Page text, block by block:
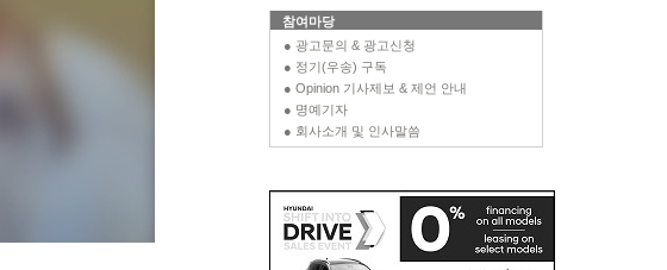
참여마당
● 광고문의 & 광고신청
● 정기(우송) 구독
● Opinion 기사제보 & 제언 안내
● 명예기자
● 회사소개 및 인사말씀